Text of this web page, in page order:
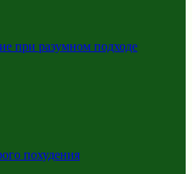
при разумном подходе
похудения